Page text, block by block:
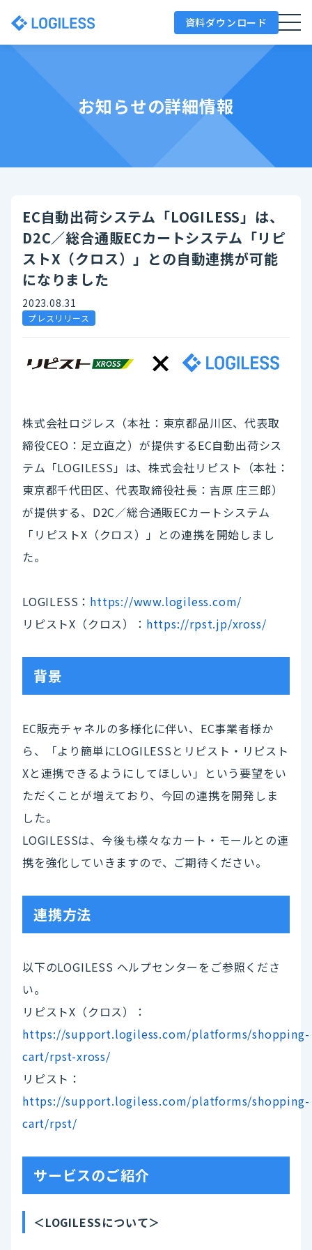
資料ダウンロード
お知らせの詳細情報
EC自動出荷システム「LOGILESS」は、
D2C／総合通販ECカートシステム「リピ
ストX（クロス）」との自動連携が可能
になりました
2023.08.31
プレスリリース
株式会社ロジレス（本社：東京都品川区、代表取
締役CEO：足立直之）が提供するEC自動出荷シス
テム「LOGILESS」は、株式会社リピスト（本社：
東京都千代田区、代表取締役社長：吉原 庄三郎）
が提供する、D2C／総合通販ECカートシステム
「リピストX（クロス）」との連携を開始しまし
た。
LOGILESS： https://www.logiless.com/
リピストX（クロス）： https://rpst.jp/xross/
背景
EC販売チャネルの多様化に伴い、EC事業者様か
ら、「より簡単にLOGILESSとリピスト・リピスト
Xと連携できるようにしてほしい」という要望をい
ただくことが増えており、今回の連携を開発しま
した。
LOGILESSは、今後も様々なカート・モールとの連
携を強化していきますので、ご期待ください。
連携方法
以下のLOGILESS ヘルプセンターをご参照くださ
い。
リピストX（クロス）：
https://support.logiless.com/platforms/shopping-
cart/rpst-xross/
リピスト：
https://support.logiless.com/platforms/shopping-
cart/rpst/
サービスのご紹介
＜LOGILESSについて＞